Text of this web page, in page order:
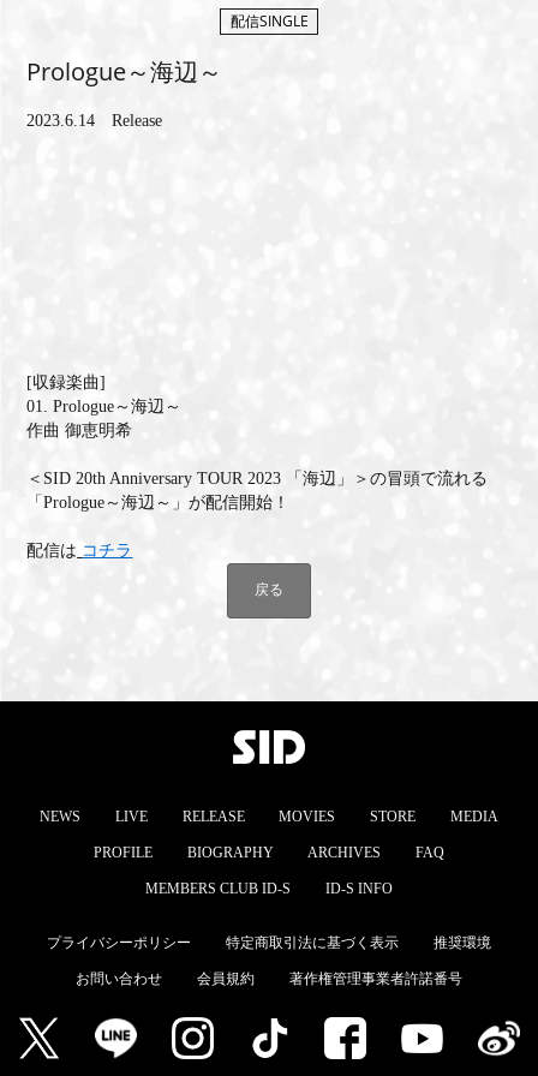
MEMBERS CLUB ID-S
配信SINGLE
Prologue～海辺～
2023.6.14 Release
[収録楽曲]
01. Prologue～海辺～
作曲 御恵明希
＜SID 20th Anniversary TOUR 2023 「海辺」＞の冒頭で流れる
「Prologue～海辺～」が配信開始！
配信は コチラ
戻る
NEWS LIVE RELEASE MOVIES STORE MEDIA
PROFILE BIOGRAPHY ARCHIVES FAQ
MEMBERS CLUB ID-S ID-S INFO
プライバシーポリシー 特定商取引法に基づく表示 推奨環境
お問い合わせ 会員規約 著作権管理事業者許諾番号